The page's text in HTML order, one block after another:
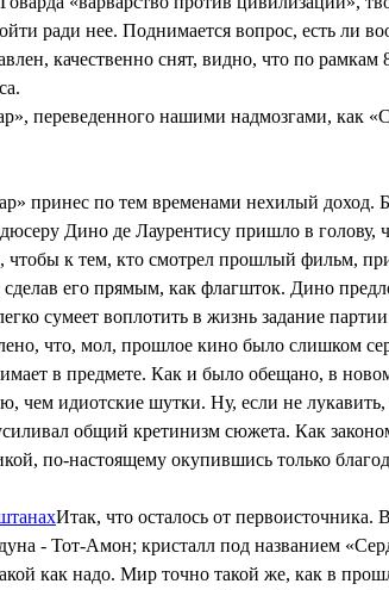
ради нее. Поднимается вопрос, есть
качественно снят, видно, что по
переведенного нашими надмозгами, как
принес по тем временами нехилый доход.
Дино де Лаурентису пришло в голову,
к тем, кто смотрел прошлый фильм,
его прямым, как флагшток. Дино
сумеет воплотить в жизнь задание
что, мол, прошлое кино было слишком
в предмете. Как и было обещано, в
чем идиотские шутки. Ну, если не
общий кретинизм сюжета. Как
по-настоящему окупившись только
Итак, что осталось от
- Тот-Амон; кристалл под названием
как надо. Мир точно такой же, как в